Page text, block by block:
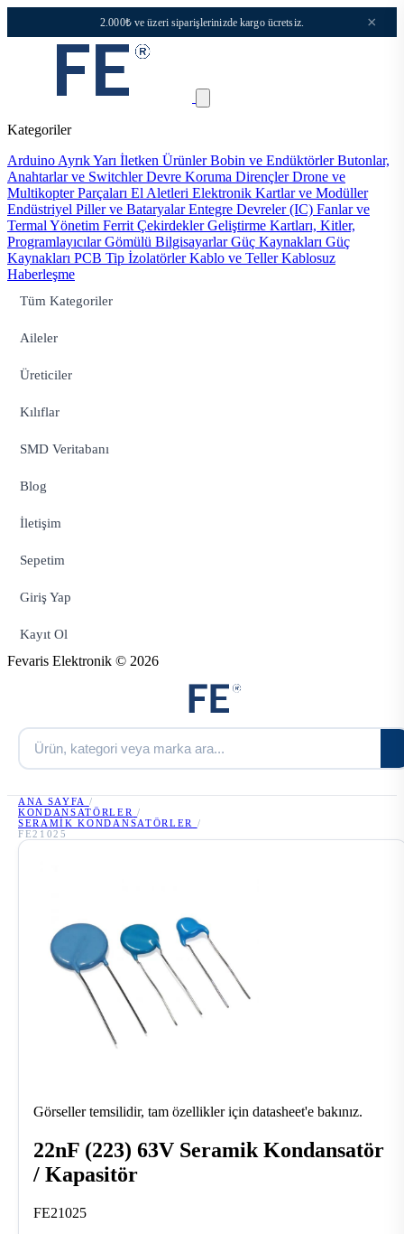
2.000₺ ve üzeri siparişlerinizde kargo ücretsiz. ×
Kategoriler
Arduino Ayrık Yarı İletken ÜrünlerBobin ve EndüktörlerButonlar,
Anahtarlar ve SwitchlerDevre Koruma DirençlerDrone ve
Multikopter Parçaları El Aletleri Elektronik Kartlar ve Modüller
Endüstriyel Piller ve BataryalarEntegre Devreler (IC) Fanlar ve
Termal Yönetim Ferrit ÇekirdeklerGeliştirme Kartları, Kitler,
ProgramlayıcılarGömülü BilgisayarlarGüç Kaynakları Güç
Kaynakları PCB Tip İzolatörlerKablo ve TellerKablosuz
Haberleşme
Tüm Kategoriler
Aileler
Üreticiler
Kılıflar
SMD Veritabanı
Blog
İletişim
Sepetim
Giriş Yap
Kayıt Ol
Fevaris Elektronik © 2026
ANA SAYFA /
KONDANSATÖRLER
/
SERAMIK KONDANSATÖRLER
/
FE21025
Görseller temsilidir, tam özellikler için datasheet'e bakınız.
22nF (223) 63V Seramik Kondansatör
/ Kapasitör
FE21025